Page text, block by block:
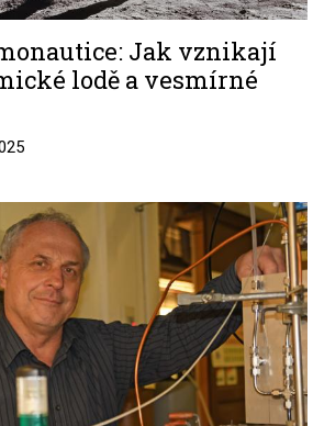
Jak vznikají
lodě a vesmírné